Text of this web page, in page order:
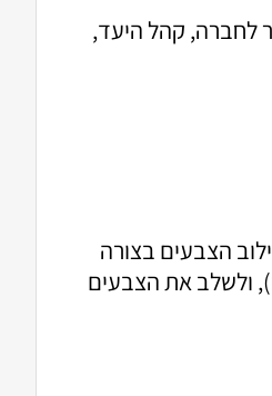
לחברה, קהל היעד,
הצבעים בצורה
ולשלב את הצבעים